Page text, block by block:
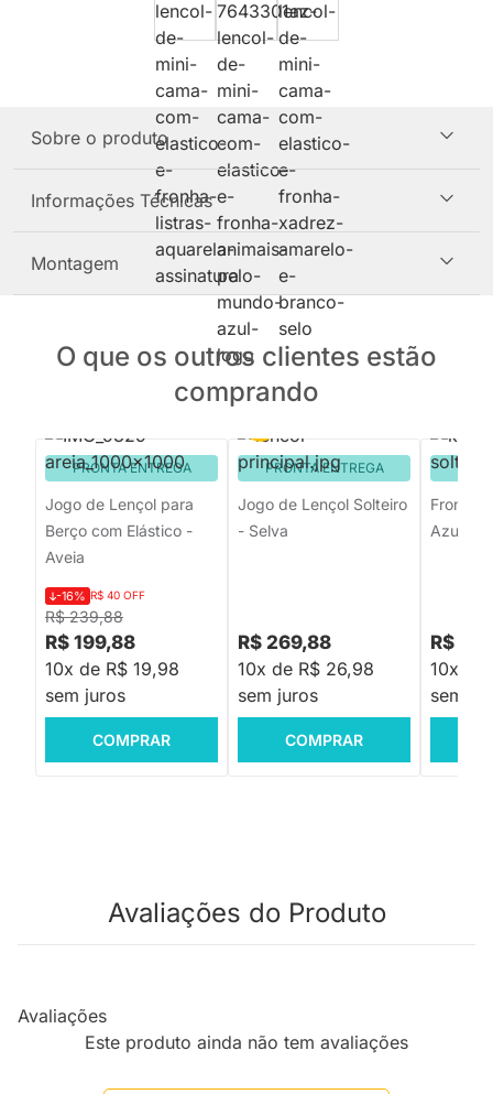
Sobre o produto
Informações Técnicas
Montagem
O que os outros clientes estão
comprando
PRONTA ENTREGA
Jogo de Lençol para
Berço com Elástico -
Aveia
R$ 239,88
-16% R$ 40 OFF
R$ 199,88
10x de R$ 19,98
sem juros
COMPRAR
PRONTA ENTREGA
Jogo de Lençol Solteiro
- Selva
R$ 269,88
10x de R$ 26,98
sem juros
COMPRAR
Fronha
Azul
R$
10x de
sem
Avaliações do Produto
Avaliações
Este produto ainda não tem avaliações